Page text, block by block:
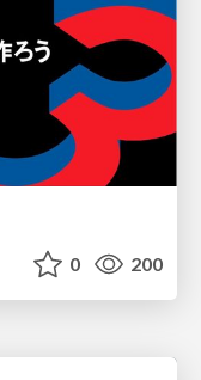
0 200